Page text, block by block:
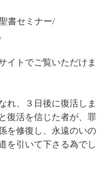
書セミナー/
イトでご覧いただけま
れ、３日後に復活しま
復活を信じた者が、罪
を修復し、永遠のいの
を引いて下さる為でし